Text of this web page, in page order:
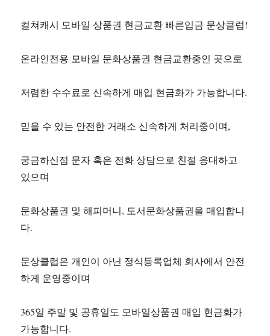
컬쳐캐시 모바일 상품권 현금교환 빠른입금 문상클럽!
온라인전용 모바일 문화상품권 현금교환중인 곳으로
저렴한 수수료로 신속하게 매입 현금화가 가능합니다.
믿을 수 있는 안전한 거래소 신속하게 처리중이며,
궁금하신점 문자 혹은 전화 상담으로 친절 응대하고
있으며
문화상품권 및 해피머니, 도서문화상품권을 매입합니
다.
문상클럽은 개인이 아닌 정식등록업체 회사에서 안전
하게 운영중이며
365일 주말 및 공휴일도 모바일상품권 매입 현금화가
가능합니다.